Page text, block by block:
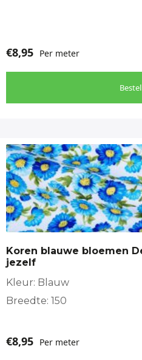
€8,95 Per meter
Koren blauwe bloemen
jezelf
Kleur: Blauw
Breedte: 150
€8,95 Per meter